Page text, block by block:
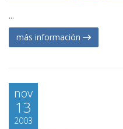
...
más información
nov
13
2003